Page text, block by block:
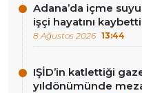
Adana’da içme
işçi hayatını
8 Ağustos 2026 13:44
IŞİD’in katlettiği
yıldönümünde